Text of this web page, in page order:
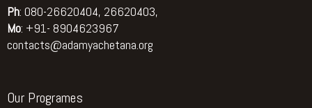
Ph: 080-26620404, 26620403,
Mo: +91- 8904623967
contacts@adamyachetana.org
Our Programes